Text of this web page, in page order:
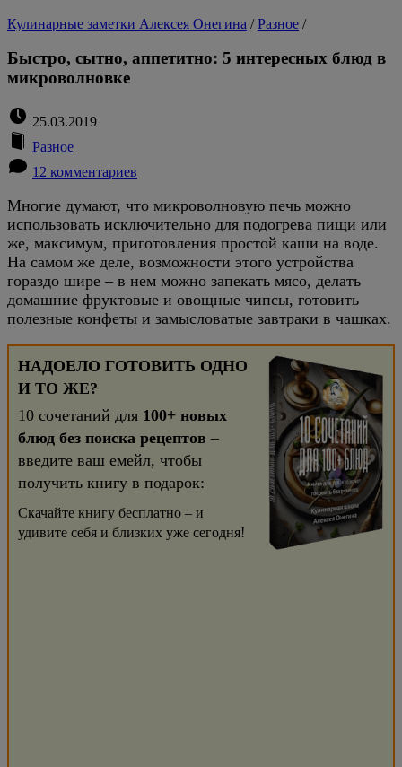
Кулинарные заметки Алексея Онегина /Разное /
Быстро, сытно, аппетитно: 5 интересных блюд в
микроволновке
25.03.2019
Разное
12 комментариев
Многие думают, что микроволновую печь можно
использовать исключительно для подогрева пищи или
же, максимум, приготовления простой каши на воде.
На самом же деле, возможности этого устройства
гораздо шире – в нем можно запекать мясо, делать
домашние фруктовые и овощные чипсы, готовить
полезные конфеты и замысловатые завтраки в чашках.
НАДОЕЛО ГОТОВИТЬ ОДНО
И ТО ЖЕ?
10 сочетаний для 100+ новых
блюд без поиска рецептов –
введите ваш емейл, чтобы
получить книгу в подарок:
Скачайте книгу бесплатно – и
удивите себя и близких уже сегодня!